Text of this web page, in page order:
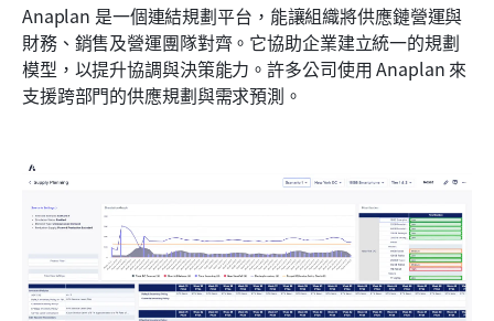
Anaplan 是一個連結規劃平台，能讓組織將供應鏈營運與
財務、銷售及營運團隊對齊。它協助企業建立統一的規劃
模型，以提升協調與決策能力。許多公司使用 Anaplan 來
支援跨部門的供應規劃與需求預測。